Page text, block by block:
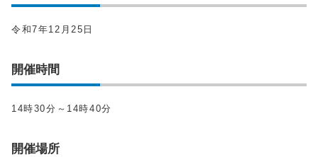
令和7年12月25日
開催時間
14時30分～14時40分
開催場所